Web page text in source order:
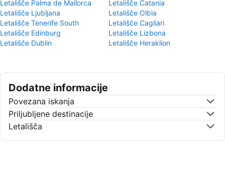
Letališče Palma de Mallorca
Letališče Catania
Letališče Ljubljana
Letališče Olbia
Letališče Tenerife South
Letališče Cagliari
Letališče Edinburg
Letališče Lizbona
Letališče Dublin
Letališče Heraklion
Dodatne informacije
Povezana iskanja
Priljubljene destinacije
Letališča